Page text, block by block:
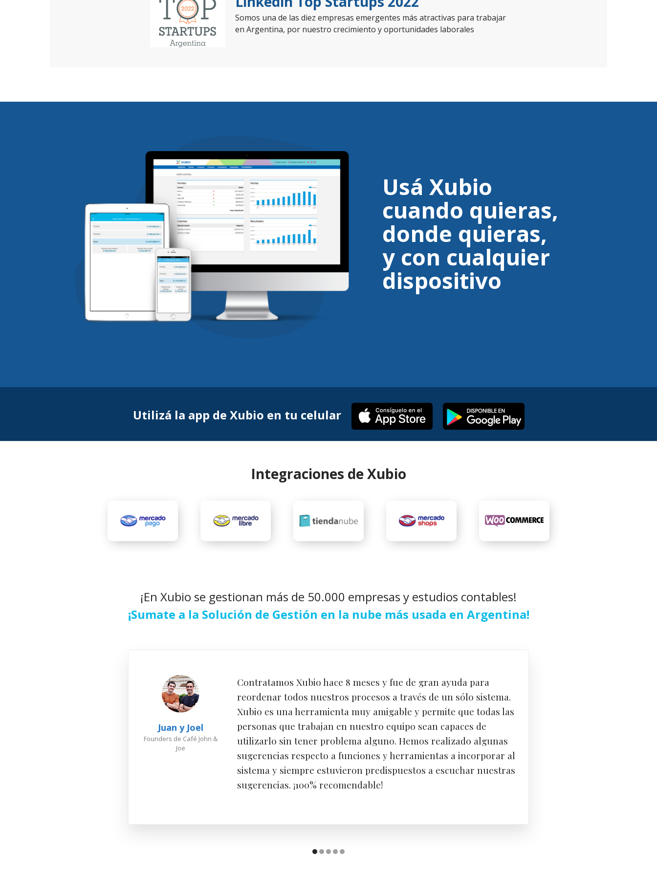
Somos una de las diez empresas emergentes más atractivas para trabajar
en Argentina, por nuestro crecimiento y oportunidades laborales
Usá Xubio
cuando quieras,
donde quieras,
y con cualquier
dispositivo
Utilizá la app de Xubio en tu celular
Integraciones de Xubio
¡En Xubio se gestionan más de 50.000 empresas y estudios contables!
¡Sumate a la Solución de Gestión en la nube más usada en Argentina!
Juan y Joel
Founders de Café John &
Joe
Contratamos Xubio hace 8 meses y fue de gran ayuda para
reordenar todos nuestros procesos a través de un sólo sistema.
Xubio es una herramienta muy amigable y permite que todas las
personas que trabajan en nuestro equipo sean capaces de
utilizarlo sin tener problema alguno. Hemos realizado algunas
sugerencias respecto a funciones y herramientas a incorporar al
sistema y siempre estuvieron predispuestos a escuchar nuestras
sugerencias. ¡100% recomendable!